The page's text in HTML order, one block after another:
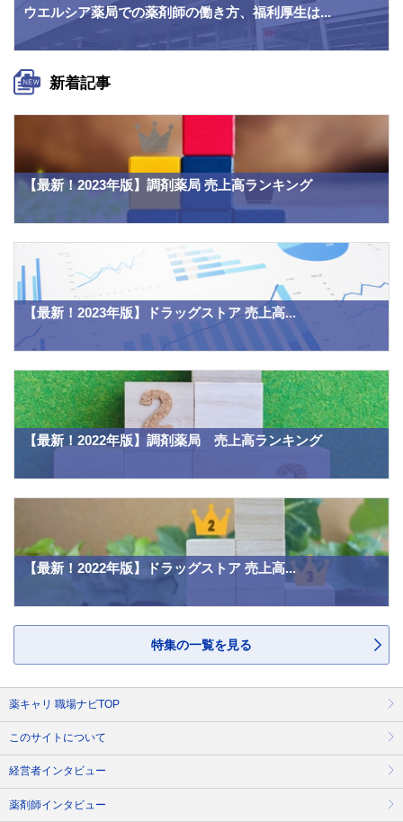
ウエルシア薬局での薬剤師の働き方、福利厚生は...
新着記事
【最新！2023年版】調剤薬局 売上高ランキング
【最新！2023年版】ドラッグストア 売上高...
【最新！2022年版】調剤薬局 売上高ランキング
【最新！2022年版】ドラッグストア 売上高...
特集の一覧を見る
薬キャリ 職場ナビTOP
このサイトについて
経営者インタビュー
薬剤師インタビュー